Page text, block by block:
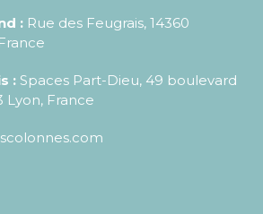
: Rue des Feugrais, 14360
: Spaces Part-Dieu, 49 boulevard
Lyon, France